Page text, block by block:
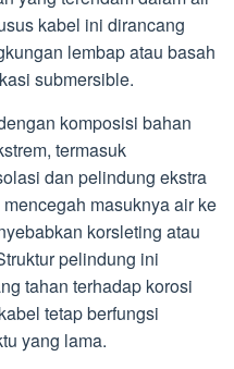
kabel ini dirancang
lembap atau basah
submersible.
komposisi bahan
termasuk
dan pelindung ekstra
masuknya air ke
korsleting atau
pelindung ini
tahan terhadap korosi
tetap berfungsi
yang lama.